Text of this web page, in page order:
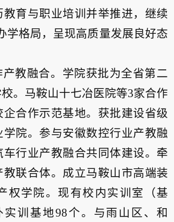
育与职业培训并举推进，继续
学格局，呈现高质量发展良好态
教融合。学院获批为全省第二
。马鞍山十七冶医院等3家合作
合作示范基地。获批建设省级
院。参与安徽数控行业产教融
行业产教融合共同体建设。牵
联合体。成立马鞍山市高端装
权学院。现有校内实训室（基
实训基地98个。与雨山区、和